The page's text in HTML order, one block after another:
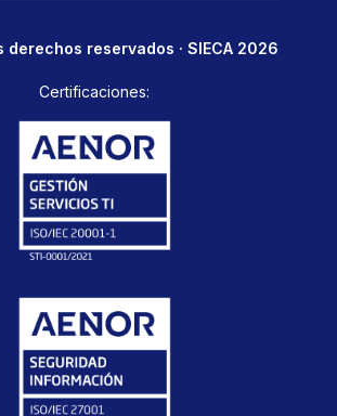
derechos reservados · SIECA 2026
Certificaciones: